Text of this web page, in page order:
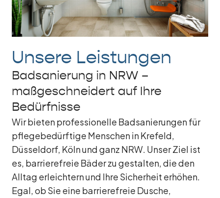
Unsere Leistungen
Badsanierung in NRW –
maßgeschneidert auf Ihre
Bedürfnisse
Wir bieten professionelle Badsanierungen für
pflegebedürftige Menschen in Krefeld,
Düsseldorf, Köln und ganz NRW. Unser Ziel ist
es, barrierefreie Bäder zu gestalten, die den
Alltag erleichtern und Ihre Sicherheit erhöhen.
Egal, ob Sie eine barrierefreie Dusche,